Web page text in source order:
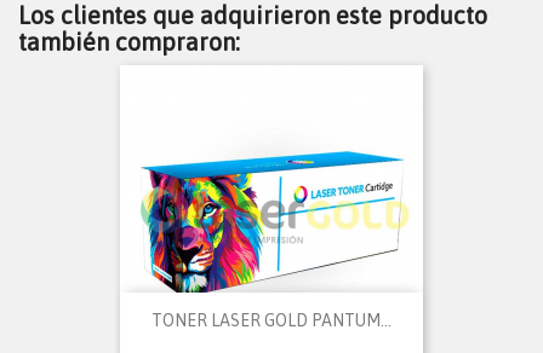
Los clientes que adquirieron este producto
también compraron:
TONER LASER GOLD PANTUM...